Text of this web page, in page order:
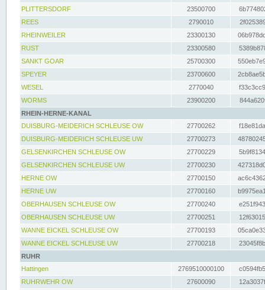
PLITTERSDORF
23500700
REES
2790010
RHEINWEILER
23300130
RUST
23300580
SANKT GOAR
25700300
SPEYER
23700600
WESEL
2770040
WORMS
23900200
RHEIN-HERNE-KANAL
DUISBURG-MEIDERICH SCHLEUSE OW
27700262
DUISBURG-MEIDERICH SCHLEUSE UW
27700273
GELSENKIRCHEN SCHLEUSE OW
27700229
GELSENKIRCHEN SCHLEUSE UW
27700230
HERNE OW
27700150
HERNE UW
27700160
OBERHAUSEN SCHLEUSE OW
27700240
OBERHAUSEN SCHLEUSE UW
27700251
WANNE EICKEL SCHLEUSE OW
27700193
WANNE EICKEL SCHLEUSE UW
27700218
RUHR
Hattingen
2769510000100
RUHRWEHR OW
27600090